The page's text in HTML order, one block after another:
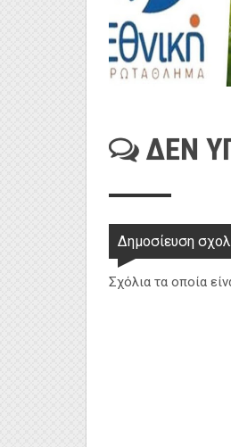
ΔΕΝ
Δημοσίευση
Σχόλια τα οποία